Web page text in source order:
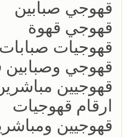
قهوجي صبابين
قهوجي قهوة
قهوجيات صبابات
قهوجي وصبابين
قهوجيين
ارقام قهوجيات
قهوجيين